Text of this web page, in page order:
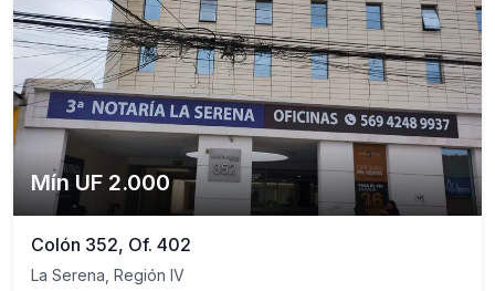
Mín UF 2.000
Colón 352, Of. 402
La Serena, Región IV